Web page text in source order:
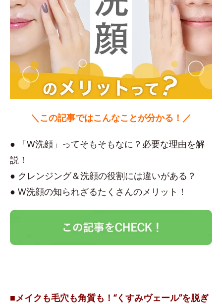
＼この記事ではこんなことが分かる！／
● 「W洗顔」ってそもそもなに？必要な理由を解
説！
● クレンジング＆洗顔の役割には違いがある？
● W洗顔の知られざるたくさんのメリット！
■メイクも毛穴も角質も！“くすみヴェール”を脱ぎ